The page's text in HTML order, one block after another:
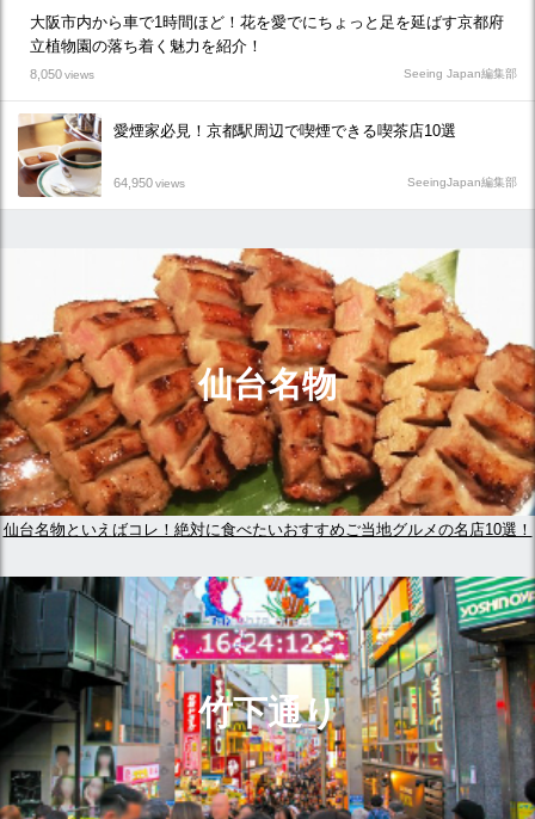
大阪市内から車で1時間ほど！花を愛でにちょっと足を延ばす京都府
立植物園の落ち着く魅力を紹介！
8,050views Seeing Japan編集部
愛煙家必見！京都駅周辺で喫煙できる喫茶店10選
64,950views SeeingJapan編集部
仙台名物
仙台名物といえばコレ！絶対に食べたいおすすめご当地グルメの名店10選！
竹下通り